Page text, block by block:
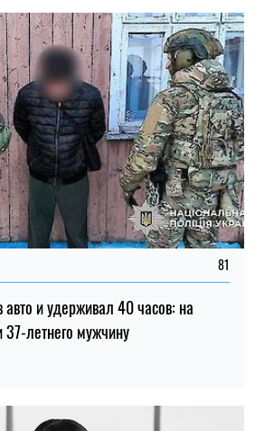
81
и удерживал 40 часов: на
летнего мужчину